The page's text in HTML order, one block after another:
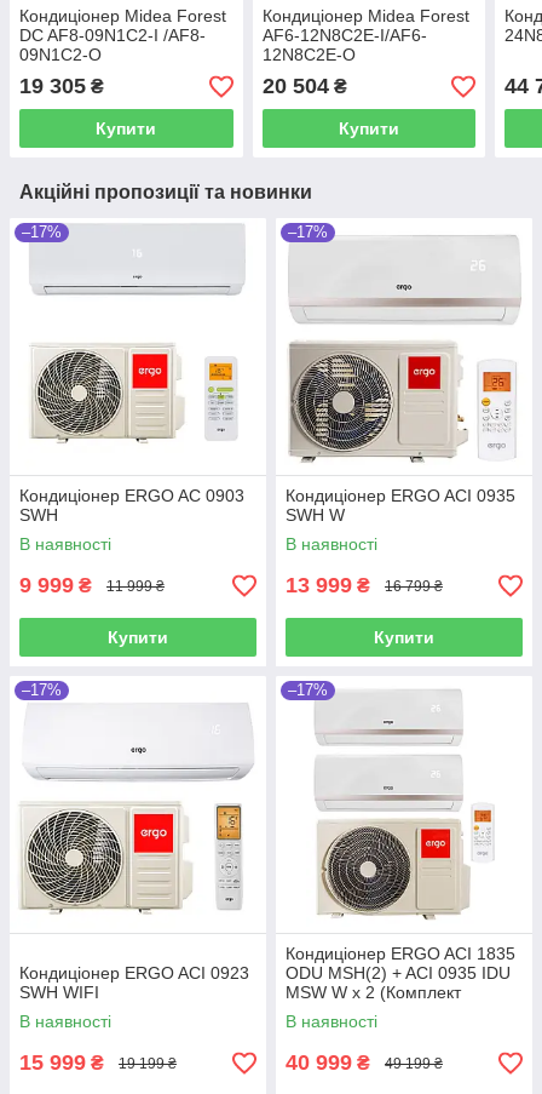
Кондиціонер Midea Forest
DC AF8-09N1C2-I /AF8-
09N1C2-O
19 305 ₴
Купити
Кондиціонер Midea Forest
AF6-12N8C2E-I/AF6-
12N8C2E-O
20 504₴
Купити
44
Акційні пропозиції та новинки
–17%
Кондиціонер ERGO AC 0903
SWН
В наявності
9 999 ₴ 11 999 ₴
Купити
–17%
Кондиціонер ERGO ACI 0935
SWН W
В наявності
13 999 ₴ 16 799 ₴
Купити
–17%
Кондиціонер ERGO ACI 0923
SWН WIFI
В наявності
15 999 ₴ 19 199 ₴
–17%
Кондиціонер ERGO ACI 1835
ODU MSH(2) + ACI 0935 IDU
MSW W х 2 (Комплект
мультиспліт системи)
В наявності
40 999 ₴ 49 199 ₴